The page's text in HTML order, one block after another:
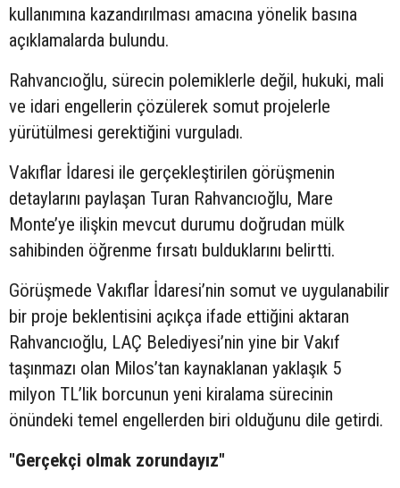
kullanımına kazandırılması amacına yönelik basına
açıklamalarda bulundu.
Rahvancıoğlu, sürecin polemiklerle değil, hukuki, mali
ve idari engellerin çözülerek somut projelerle
yürütülmesi gerektiğini vurguladı.
Vakıflar İdaresi ile gerçekleştirilen görüşmenin
detaylarını paylaşan Turan Rahvancıoğlu, Mare
Monte’ye ilişkin mevcut durumu doğrudan mülk
sahibinden öğrenme fırsatı bulduklarını belirtti.
Görüşmede Vakıflar İdaresi’nin somut ve uygulanabilir
bir proje beklentisini açıkça ifade ettiğini aktaran
Rahvancıoğlu, LAÇ Belediyesi’nin yine bir Vakıf
taşınmazı olan Milos’tan kaynaklanan yaklaşık 5
milyon TL’lik borcunun yeni kiralama sürecinin
önündeki temel engellerden biri olduğunu dile getirdi.
"Gerçekçi olmak zorundayız"